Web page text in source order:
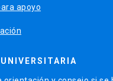
apoyo